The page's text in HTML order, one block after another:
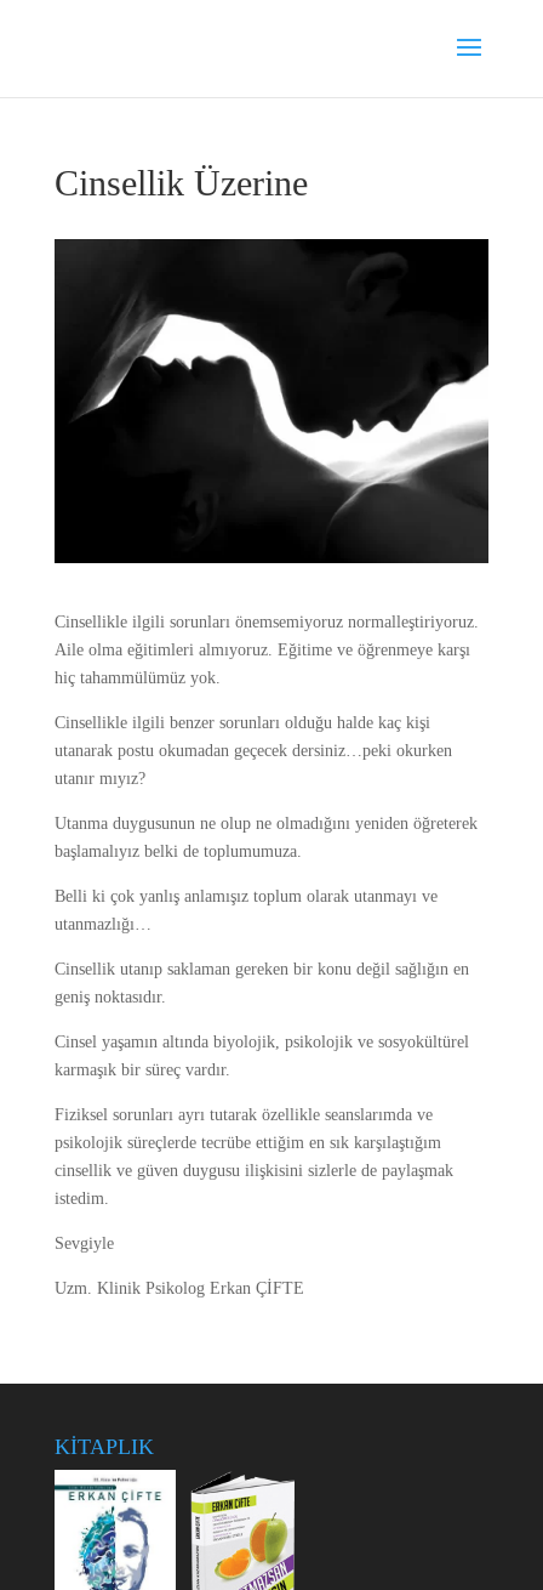
Cinsellik Üzerine
Cinsellikle ilgili sorunları önemsemiyoruz normalleştiriyoruz.
Aile olma eğitimleri almıyoruz. Eğitime ve öğrenmeye karşı
hiç tahammülümüz yok.
Cinsellikle ilgili benzer sorunları olduğu halde kaç kişi
utanarak postu okumadan geçecek dersiniz…peki okurken
utanır mıyız?
Utanma duygusunun ne olup ne olmadığını yeniden öğreterek
başlamalıyız belki de toplumumuza.
Belli ki çok yanlış anlamışız toplum olarak utanmayı ve
utanmazlığı…
Cinsellik utanıp saklaman gereken bir konu değil sağlığın en
geniş noktasıdır.
Cinsel yaşamın altında biyolojik, psikolojik ve sosyokültürel
karmaşık bir süreç vardır.
Fiziksel sorunları ayrı tutarak özellikle seanslarımda ve
psikolojik süreçlerde tecrübe ettiğim en sık karşılaştığım
cinsellik ve güven duygusu ilişkisini sizlerle de paylaşmak
istedim.
Sevgiyle
Uzm. Klinik Psikolog Erkan ÇİFTE
KİTAPLIK